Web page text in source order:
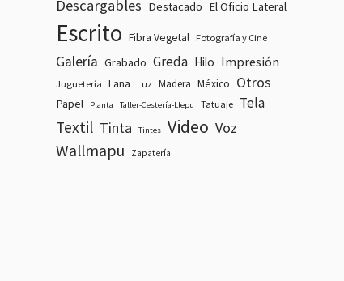
Descargables Destacado El Oficio Lateral
Escrito Fibra Vegetal Fotografía y Cine
Galería Grabado Greda Hilo Impresión
Juguetería Lana Luz Madera México Otros
Papel Planta Taller-Cestería-Llepu Tatuaje Tela
Textil Tinta Tintes Video Voz
Wallmapu Zapatería